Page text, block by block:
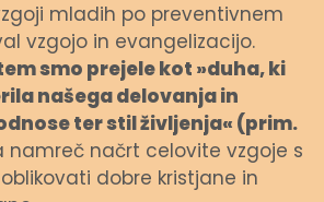
mladih po preventivnem
vzgojo in evangelizacijo.
smo prejele kot »duha, ki
našega delovanja in
ter stil življenja« (prim.
namreč načrt celovite vzgoje s
dobre kristjane in